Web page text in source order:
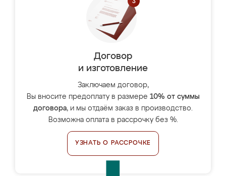
Договор
и изготовление
Заключаем договор,
Вы вносите предоплату в размере 10% от суммы
договора, и мы отдаём заказ в производство.
Возможна оплата в рассрочку без %.
УЗНАТЬ О РАССРОЧКЕ